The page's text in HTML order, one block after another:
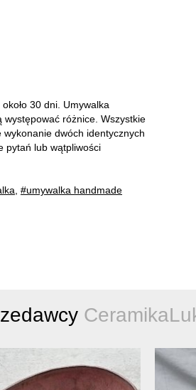
30 dni. Umywalka
różnice. Wszystkie
dwóch identycznych
pytań lub wątpliwości
#umywalka handmade